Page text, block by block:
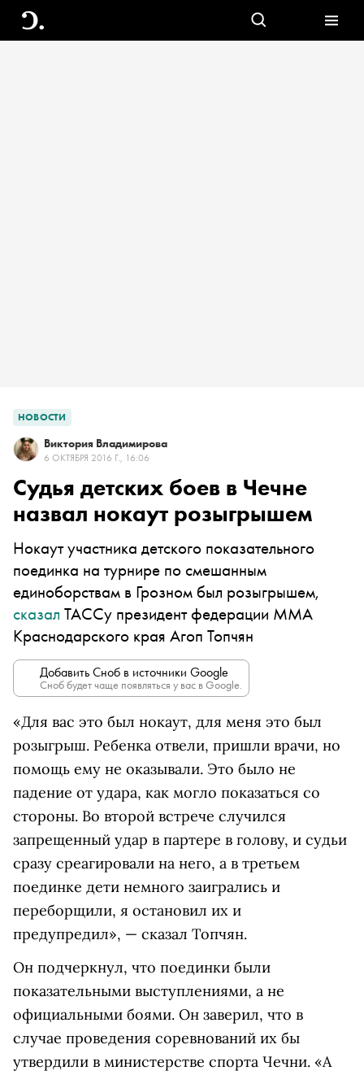
НОВОСТИ
Виктория Владимирова
6 ОКТЯБРЯ 2016 Г., 16:06
Судья детских боев в Чечне
назвал нокаут розыгрышем
Нокаут участника детского показательного
поединка на турнире по смешанным
единоборствам в Грозном был розыгрышем,
сказал ТАССу президент федерации ММА
Краснодарского края Агоп Топчян
Добавить Сноб в источники Google
Сноб будет чаще появляться у вас в Google.
«Для вас это был нокаут, для меня это был
розыгрыш. Ребенка отвели, пришли врачи, но
помощь ему не оказывали. Это было не
падение от удара, как могло показаться со
стороны. Во второй встрече случился
запрещенный удар в партере в голову, и судьи
сразу среагировали на него, а в третьем
поединке дети немного заигрались и
переборщили, я остановил их и
предупредил», — сказал Топчян.
Он подчеркнул, что поединки были
показательными выступлениями, а не
официальными боями. Он заверил, что в
случае проведения соревнований их бы
утвердили в министерстве спорта Чечни. «А